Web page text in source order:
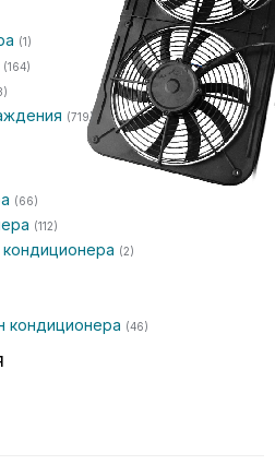
(1)
(164)
(719)
(66)
(112)
(2)
кондиционера (46)